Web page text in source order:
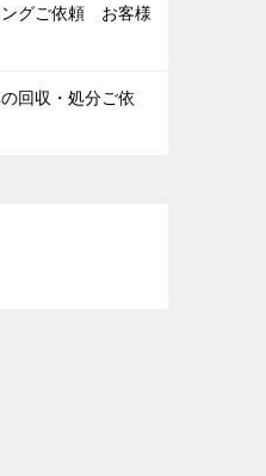
ングご依頼 お客様
回収・処分ご依